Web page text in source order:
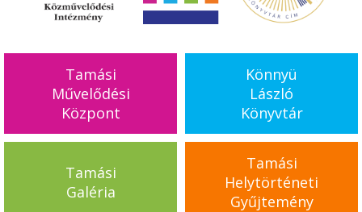
Tamási
Művelődési
Központ
Könnyü
László
Könyvtár
Tamási
Galéria
Tamási
Helytörténeti
Gyűjtemény